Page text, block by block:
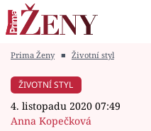
Módní alarm
Prima Ženy ■ Životní styl
ŽIVOTNÍ STYL
4. listopadu 2020 07:49
Anna Kopečková